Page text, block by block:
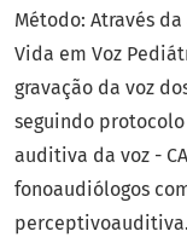
Método: Através
Vida em Voz
gravação da voz
seguindo
auditiva da voz -
fonoaudiólogos